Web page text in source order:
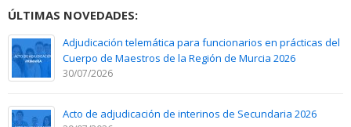
ÚLTIMAS NOVEDADES:
Adjudicación telemática para funcionarios en prácticas del
Cuerpo de Maestros de la Región de Murcia 2026
30/07/2026
Acto de adjudicación de interinos de Secundaria 2026